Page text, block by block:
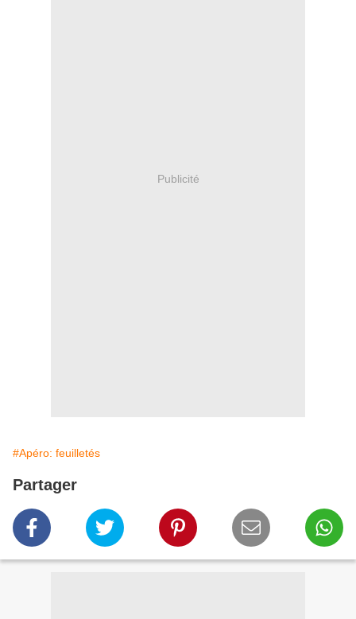
Publicité
#Apéro: feuilletés
Partager